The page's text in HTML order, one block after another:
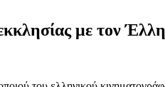
με τον